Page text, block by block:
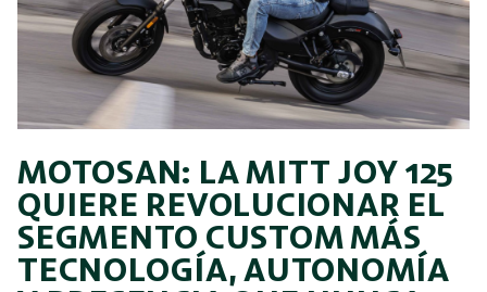
MOTOSAN: LA MITT JOY 125
QUIERE REVOLUCIONAR EL
SEGMENTO CUSTOM MÁS
TECNOLOGÍA, AUTONOMÍA